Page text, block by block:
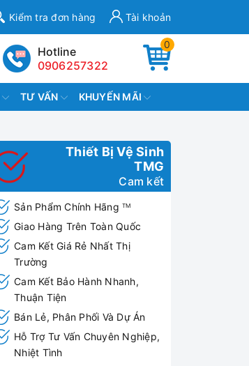
Kiểm tra đơn hàng Tài khoản
0
Hotline
0906257322
TƯ VẤN KHUYẾN MÃI
Thiết Bị Vệ Sinh
TMG
Cam kết
Sản Phẩm Chính Hãng TM
Giao Hàng Trên Toàn Quốc
Cam Kết Giá Rẻ Nhất Thị
Trường
Cam Kết Bảo Hành Nhanh,
Thuận Tiện
Bán Lẻ, Phân Phối Và Dự Án
Hỗ Trợ Tư Vấn Chuyên Nghiệp,
Nhiệt Tình